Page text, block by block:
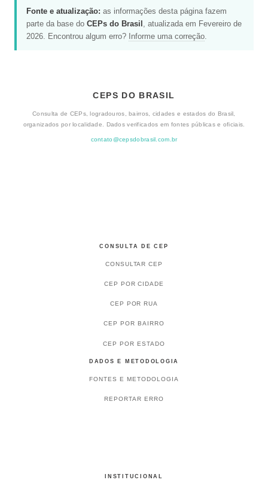
Fonte e atualização: as informações desta página fazem
parte da base do CEPs do Brasil , atualizada em Fevereiro de
2026. Encontrou algum erro? Informe uma correção.
CEPS DO BRASIL
Consulta de CEPs, logradouros, bairros, cidades e estados do Brasil,
organizados por localidade. Dados verificados em fontes públicas e oficiais.
contato@cepsdobrasil.com.br
CONSULTA DE CEP
CONSULTAR CEP
CEP POR CIDADE
CEP POR RUA
CEP POR BAIRRO
CEP POR ESTADO
DADOS E METODOLOGIA
FONTES E METODOLOGIA
REPORTAR ERRO
INSTITUCIONAL